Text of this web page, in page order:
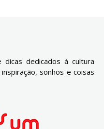
dedicados à cultura
sonhos e coisas